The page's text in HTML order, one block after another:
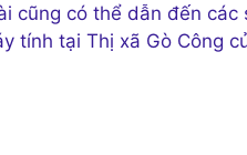
cũng có thể dẫn đến
tính tại Thị xã Gò Công